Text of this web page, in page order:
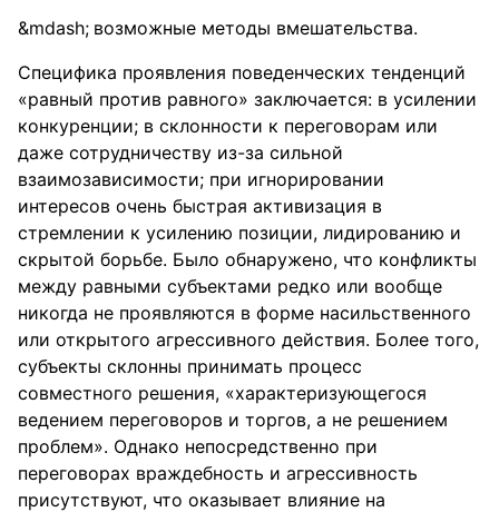
возможные методы вмешательства.
Специфика проявления поведенческих тенденций
«равный против равного» заключается: в усилении
конкуренции; в склонности к переговорам или
даже сотрудничеству из-за сильной
взаимозависимости; при игнорировании
интересов очень быстрая активизация в
стремлении к усилению позиции, лидированию и
скрытой борьбе. Было обнаружено, что конфликты
между равными субъектами редко или вообще
никогда не проявляются в форме насильственного
или открытого агрессивного действия. Более того,
субъекты склонны принимать процесс
совместного решения, «характеризующегося
ведением переговоров и торгов, а не решением
проблем». Однако непосредственно при
переговорах враждебность и агрессивность
присутствуют, что оказывает влияние на